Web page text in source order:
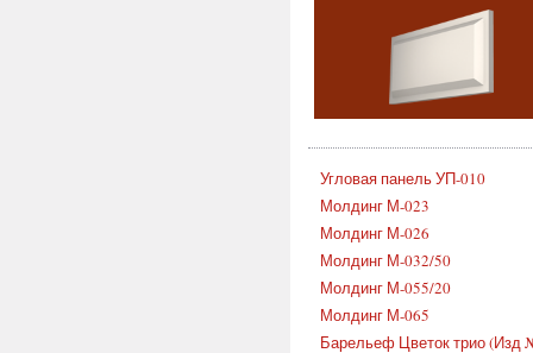
Основу архитектурного
мм7230
была установка на всех
была разработана
позволила задекорировать
подоконные элементы из
современных утилитарных
Различие в оформлении
только в использовании
чеканно пирамидкой
ширину. Визуальное
консолей, но и благодаря
Угловая панель УП-010
Молдинг М-023
Молдинг М-026
Молдинг М-032/50
Молдинг М-055/20
Молдинг М-065
Барельеф Цветок трио (Изд